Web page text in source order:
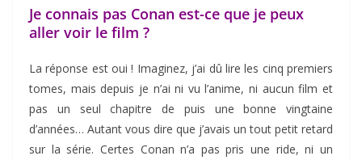
Je connais pas Conan est-ce que je peux
aller voir le film ?
La réponse est oui ! Imaginez, j’ai dû lire les cinq premiers
tomes, mais depuis je n’ai ni vu l’anime, ni aucun film et
pas un seul chapitre de puis une bonne vingtaine
d’années… Autant vous dire que j’avais un tout petit retard
sur la série. Certes Conan n’a pas pris une ride, ni un